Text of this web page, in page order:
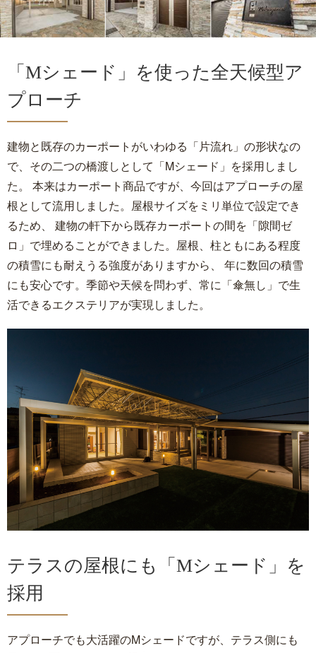
「Mシェード」を使った全天候型ア
プローチ
建物と既存のカーポートがいわゆる「片流れ」の形状なの
で、その二つの橋渡しとして「Mシェード」を採用しまし
た。 本来はカーポート商品ですが、今回はアプローチの屋
根として流用しました。屋根サイズをミリ単位で設定でき
るため、 建物の軒下から既存カーポートの間を「隙間ゼ
ロ」で埋めることができました。屋根、柱ともにある程度
の積雪にも耐えうる強度がありますから、 年に数回の積雪
にも安心です。季節や天候を問わず、常に「傘無し」で生
活できるエクステリアが実現しました。
テラスの屋根にも「Mシェード」を
採用
アプローチでも大活躍のMシェードですが、テラス側にも